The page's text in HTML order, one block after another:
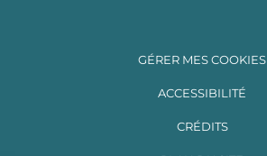
GÉRER MES COOKIES
ACCESSIBILITÉ
CRÉDITS